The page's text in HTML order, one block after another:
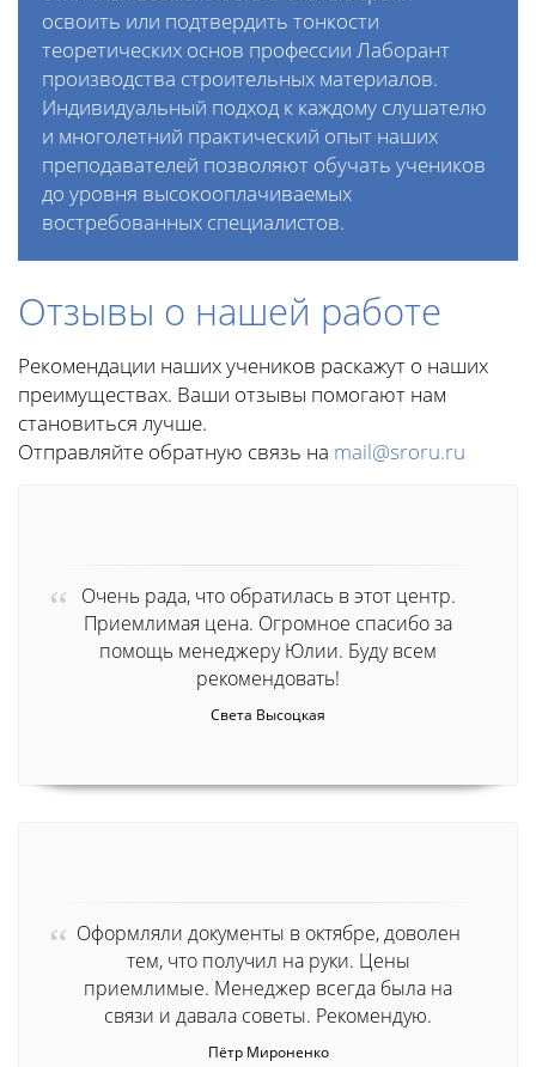
освоить или подтвердить тонкости
теоретических основ профессии Лаборант
производства строительных материалов.
Индивидуальный подход к каждому слушателю
и многолетний практический опыт наших
преподавателей позволяют обучать учеников
до уровня высокооплачиваемых
востребованных специалистов.
Отзывы о нашей работе
Рекомендации наших учеников раскажут о наших
преимуществах. Ваши отзывы помогают нам
становиться лучше.
Отправляйте обратную связь на mail@sroru.ru
Очень рада, что обратилась в этот центр.
Приемлимая цена. Огромное спасибо за
помощь менеджеру Юлии. Буду всем
рекомендовать!
Света Высоцкая
Оформляли документы в октябре, доволен
тем, что получил на руки. Цены
приемлимые. Менеджер всегда была на
связи и давала советы. Рекомендую.
Пётр Мироненко